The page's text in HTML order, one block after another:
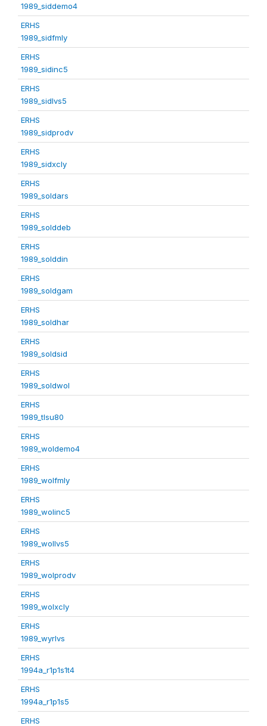
1989_siddemo4
ERHS
1989_sidfmly
ERHS
1989_sidinc5
ERHS
1989_sidlvs5
ERHS
1989_sidprodv
ERHS
1989_sidxcly
ERHS
1989_soldars
ERHS
1989_solddeb
ERHS
1989_solddin
ERHS
1989_soldgam
ERHS
1989_soldhar
ERHS
1989_soldsid
ERHS
1989_soldwol
ERHS
1989_tlsu80
ERHS
1989_woldemo4
ERHS
1989_wolfmly
ERHS
1989_wolinc5
ERHS
1989_wollvs5
ERHS
1989_wolprodv
ERHS
1989_wolxcly
ERHS
1989_wyrlvs
ERHS
1994a_r1p1s1t4
ERHS
1994a_r1p1s5
ERHS